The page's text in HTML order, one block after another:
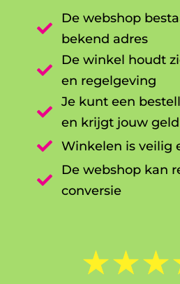

De webshop
bekend adres

De winkel houdt
en regelgeving

Je kunt een
en krijgt jouw

Winkelen is veilig

De webshop kan
conversie
☆☆☆